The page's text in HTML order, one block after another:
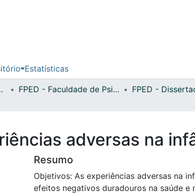
Estatísticas
do Porto FPED - Faculdade de Psicologia, Educação e Desporto
adversas na
Resumo
Objetivos: As experiências adversas na
efeitos negativos duradouros na saúde e